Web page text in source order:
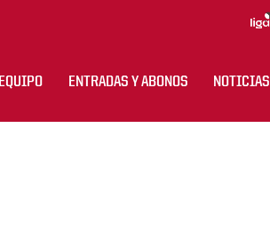
EQUIPO ENTRADAS Y ABONOS NOTICIAS